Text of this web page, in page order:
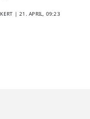
|21. APRIL, 09:23